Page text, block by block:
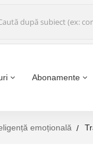
Abonamente
emoțională